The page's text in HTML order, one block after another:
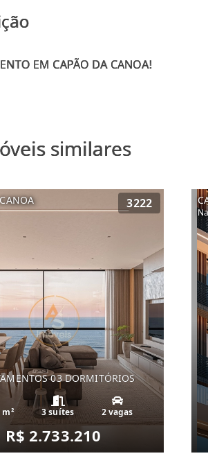
LANÇAMENTO EM CAPÃO DA CANOA!
similares
3222
03 DORMITÓRIOS
m² 3 suítes 2 vagas
R$ 2.733.210